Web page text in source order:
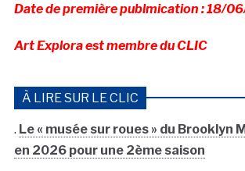
Date de première publmication : 18/
Art Explora est membre du CLIC
À LIRE SUR LE CLIC
. Le « musée sur roues » du Brooklyn
en 2026 pour une 2ème saison